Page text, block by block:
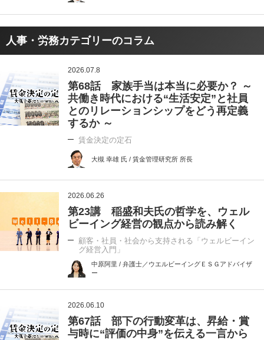
人事・労務カテゴリーのコラム
2026.07.8
第68話 家族手当は本当に必要か？ ～
共働き時代における“生活安定”と社員
とのリレーションシップをどう再定義
するか ～
賃金決定の定石
大槻 幸雄 氏 / 賃金管理研究所 所長
2026.06.26
第23講 稲盛和夫氏の哲学を、ウェル
ビーイング経営の観点から読み解く
顧客・社員・社会から支持される「ウェルビーイン
グ経営入門」
中原阿里 / 弁護士／ウエルビーイングＥＳＧアドバイザ
ー
2026.06.10
第67話 部下の行動変革は、昇給・賞
与時に“評価の中身”を伝える一言から